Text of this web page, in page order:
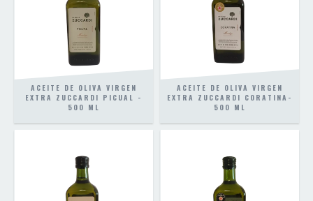
ACEITE DE OLIVA VIRGEN
EXTRA ZUCCARDI PICUAL -
500 ML
ACEITE DE OLIVA VIRGEN
EXTRA ZUCCARDI CORATINA-
500 ML